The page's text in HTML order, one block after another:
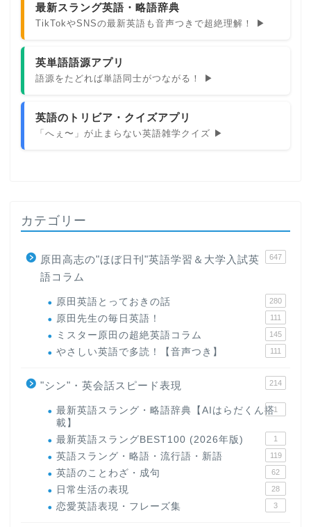
最新スラング英語・略語辞典
TikTokやSNSの最新英語も音声つきで超絶理解！ ▶
英単語語源アプリ
語源をたどれば単語同士がつながる！ ▶
英語のトリビア・クイズアプリ
「へぇ〜」が止まらない英語雑学クイズ ▶
カテゴリー
原田高志の"ほぼ日刊"英語学習＆大学入試英
語コラム
647
原田英語とっておきの話 280
原田先生の毎日英語！ 111
ミスター原田の超絶英語コラム 145
やさしい英語で多読！【音声つき】 111
"シン"・英会話スピード表現 214
最新英語スラング・略語辞典【AIはらだくん搭
載】
1
最新英語スラングBEST100 (2026年版) 1
英語スラング・略語・流行語・新語 119
英語のことわざ・成句 62
日常生活の表現 28
恋愛英語表現・フレーズ集 3